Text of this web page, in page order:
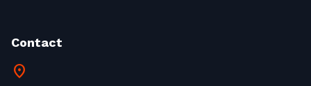
Contact
location_on